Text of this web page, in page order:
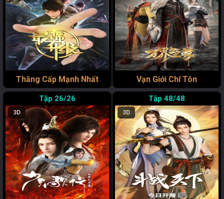
Thăng Cấp Mạnh Nhất Vạn Giới Chí Tôn
26/26
3D
48/48
3D